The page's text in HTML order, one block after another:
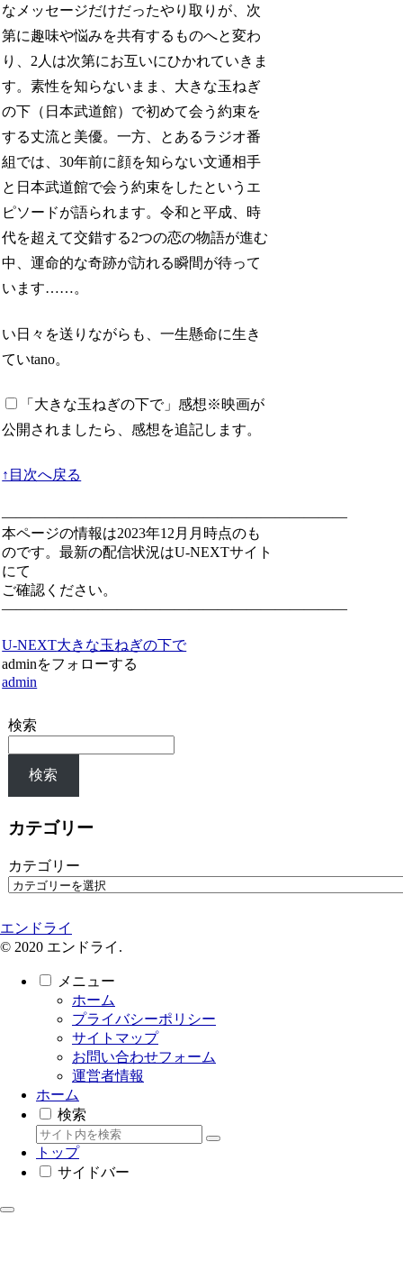
なメッセージだけだったやり取りが、次
第に趣味や悩みを共有するものへと変わ
り、2人は次第にお互いにひかれていきま
す。素性を知らないまま、大きな玉ねぎ
の下（日本武道館）で初めて会う約束を
する丈流と美優。一方、とあるラジオ番
組では、30年前に顔を知らない文通相手
と日本武道館で会う約束をしたというエ
ピソードが語られます。令和と平成、時
代を超えて交錯する2つの恋の物語が進む
中、運命的な奇跡が訪れる瞬間が待って
います……。
い日々を送りながらも、一生懸命に生き
ていtano。
「大きな玉ねぎの下で」感想※映画が
公開されましたら、感想を追記します。
↑目次へ戻る
————————————————————————
本ページの情報は2023年12月月時点のも
のです。最新の配信状況はU-NEXTサイト
にて
ご確認ください。
————————————————————————
U-NEXT大きな玉ねぎの下で
adminをフォローする
admin
検索
検索
カテゴリー
カテゴリー
エンドライ
© 2020 エンドライ.
メニュー
ホーム
プライバシーポリシー
サイトマップ
お問い合わせフォーム
運営者情報
ホーム
検索
トップ
サイドバー